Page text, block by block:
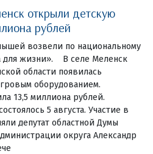
открыли детскую
рублей
возвели по национальному
для жизни». В селе Меленск
области появилась
оборудованием.
13,5 миллиона рублей.
5 августа. Участие в
депутат областной Думы
округа Александр